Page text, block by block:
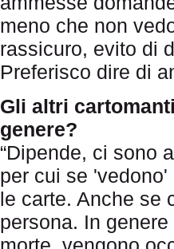
meno che non
rassicuro, evito di
Preferisco dire di
Gli altri
genere?
“Dipende, ci sono
per cui se
le carte. Anche se
persona. In